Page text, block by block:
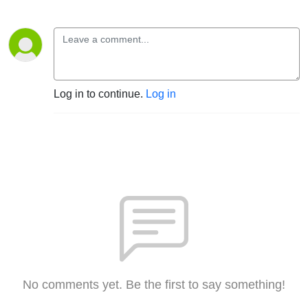
Log in to continue. Log in
No comments yet. Be the first to say something!